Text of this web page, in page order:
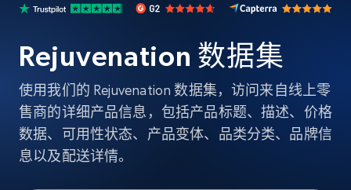
Rejuvenation 数据集
使用我们的 Rejuvenation 数据集，访问来自线上零
售商的详细产品信息，包括产品标题、描述、价格
数据、可用性状态、产品变体、品类分类、品牌信
息以及配送详情。